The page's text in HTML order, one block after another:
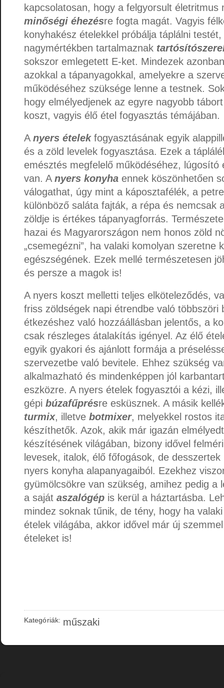
kapcsolatosan, hogy a felgyorsult életritmus
minőségi éhezésre fogta magát. Vagyis
konyhakész ételekkel próbálja táplálni
nagymértékben tartalmaznak
sokszor emlegetett E-ket. Mindezek
azokkal a tápanyagokkal, amelyekre a
működéséhez szüksége lenne a testnek.
hogy elmélyedjenek az egyre nagyobb
koszt, vagyis élő étel fogyasztás témájában.
A nyers ételekfogyasztásának egyik
és a zöld levelek fogyasztása. Ezek a
emésztés megfelelő működéséhez, lúgosító
van. A nyers konyha ennek köszönhetően
válogathat, úgy mint a káposztafélék, a
különböző saláta fajták, a répa és nemcsak
zöldje is értékes tápanyagforrás.
hazai és Magyarországon nem honos zöld
„csemegézni”, ha valaki komolyan szeretne
egészségének. Ezek mellé természetesen
és persze a magok is!
A nyers koszt melletti teljes elköteleződés,
friss zöldségek napi étrendbe való többszöri
étkezéshez való hozzáállásban jelentős, a
csak részleges átalakítás igényel. Az élő
egyik gyakori és ajánlott formája a
szervezetbe való bevitele. Ehhez szükség
alkalmazható és mindenképpen jól
eszközre. A nyers ételek fogyasztói a kézi,
gépi búzafűprésre esküsznek. A másik
turmix, illetve botmixer, melyekkel rostos
készíthetők. Azok, akik már igazán
készítésének világában, bizony idővel
levesek, italok, élő főfogások, de
nyers konyha alapanyagaiból. Ezekhez
gyümölcsökre van szükség, amihez pedig a
a saját aszalógép is kerül a háztartásba.
mindez soknak tűnik, de tény, hogy ha valaki
ételek világába, akkor idővel már új
ételeket is!
Kategóriák: műszaki